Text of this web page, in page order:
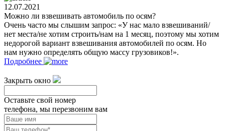
12.07.2021
Можно ли взвешивать автомобиль по осям?
Очень часто мы слышим запрос: «У нас мало взвешиваний/
нет места/не хотим строить/нам на 1 месяц, поэтому мы хотим
недорогой вариант взвешивания автомобилей по осям. Но
нам нужно определять общую массу грузовиков!».
Подробнее
Закрыть окно
Оставьте свой номер
телефона, мы перезвоним вам